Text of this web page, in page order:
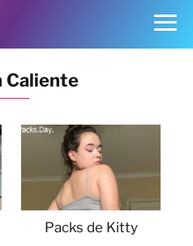
Caliente
Packs de Kitty